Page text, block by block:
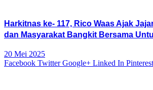
Harkitnas ke- 117, Rico Waas Ajak
dan Masyarakat Bangkit Bersama
20 Mei 2025
Facebook Twitter Google+ Linked In Pinterest